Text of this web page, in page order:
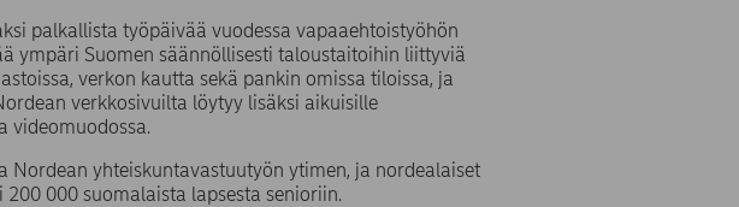
palkallista työpäivää vuodessa vapaaehtoistyöhön
ympäri Suomen säännöllisesti taloustaitoihin liittyviä
verkon kautta sekä pankin omissa tiloissa, ja
verkkosivuilta löytyy lisäksi aikuisille
videomuodossa.
yhteiskuntavastuutyön ytimen, ja nordealaiset
000 suomalaista lapsesta senioriin.